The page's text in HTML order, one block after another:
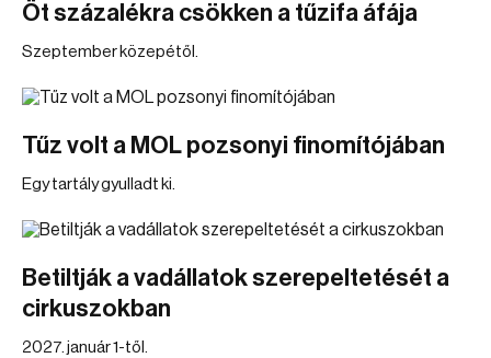
Öt százalékra csökken a tűzifa áfája
Szeptember közepétől.
Tűz volt a MOL pozsonyi finomítójában
Egy tartály gyulladt ki.
Betiltják a vadállatok szerepeltetését a
cirkuszokban
2027. január 1-től.